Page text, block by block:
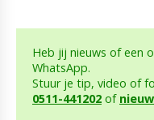
Heb jij nieuws of een
WhatsApp.
Stuur je tip, video of
0511-441202 of